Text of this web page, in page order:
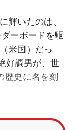
輝いたのは、
ーボードを駆
米国）だっ
好調男が、世
歴史に名を刻
トウッド、銅